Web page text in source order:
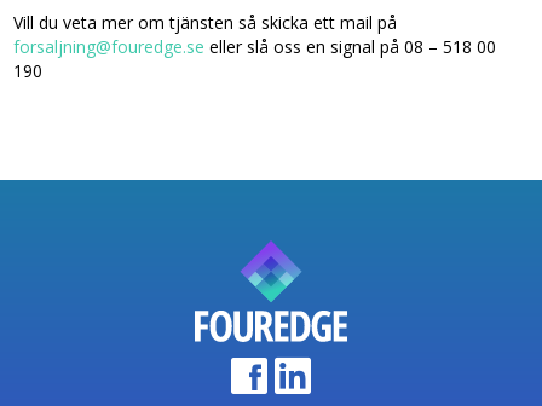
Vill du veta mer om tjänsten så skicka ett mail på
forsaljning@fouredge.se eller slå oss en signal på 08 – 518 00
190